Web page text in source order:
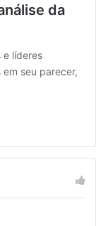
da
e líderes
seu parecer,